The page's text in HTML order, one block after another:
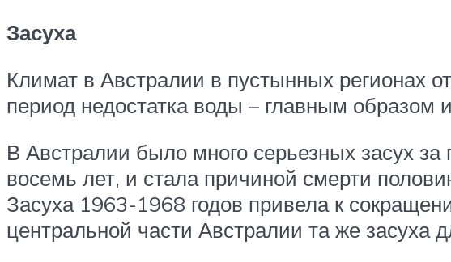
Засуха
Климат в Австралии в пустынных регионах
период недостатка воды – главным образом
В Австралии было много серьезных засух
восемь лет, и стала причиной смерти
Засуха 1963-1968 годов привела к
центральной части Австралии та же